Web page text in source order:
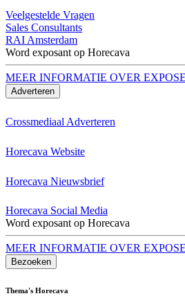
Veelgestelde Vragen
Sales Consultants
RAI Amsterdam
Word exposant op Horecava
MEER INFORMATIE OVER
Adverteren
Crossmediaal Adverteren
Horecava Website
Horecava Nieuwsbrief
Horecava Social Media
Word exposant op Horecava
MEER INFORMATIE OVER
Bezoeken
Thema's Horecava